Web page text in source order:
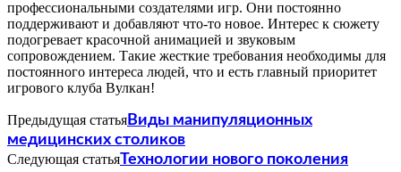
профессиональными создателями игр. Они постоянно
поддерживают и добавляют что-то новое. Интерес к сюжету
подогревает красочной анимацией и звуковым
сопровождением. Такие жесткие требования необходимы для
постоянного интереса людей, что и есть главный приоритет
игрового клуба Вулкан!
Предыдущая статьяВиды манипуляционных
медицинских столиков
Следующая статьяТехнологии нового поколения